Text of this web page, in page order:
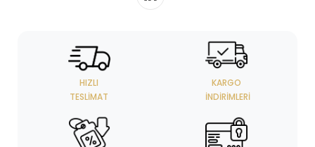
HIZLI
TESLIMAT
KARGO
İNDIRIMLERI